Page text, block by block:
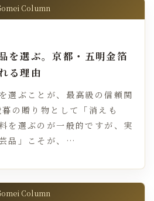
Column
を選ぶ。京都・五明金箔
る理由
選ぶことが、最高級の信頼関
の贈り物として「消えも
を選ぶのが一般的ですが、実
品」こそが、…
Column